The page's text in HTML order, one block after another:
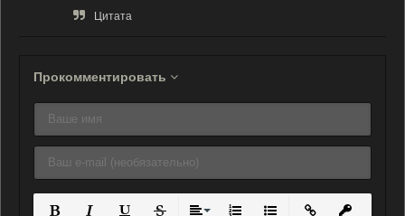
Цитата
Прокомментировать